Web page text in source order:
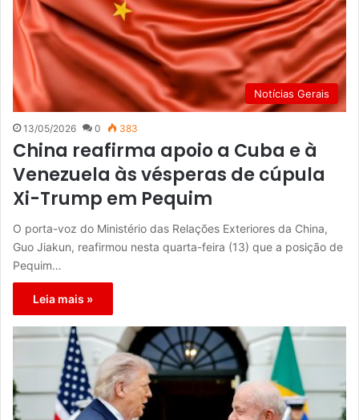
Notícias Gerais
13/05/2026 0 383
China reafirma apoio a Cuba e à
Venezuela às vésperas de cúpula
Xi-Trump em Pequim
O porta-voz do Ministério das Relações Exteriores da China,
Guo Jiakun, reafirmou nesta quarta-feira (13) que a posição de
Pequim…
Leia mais »